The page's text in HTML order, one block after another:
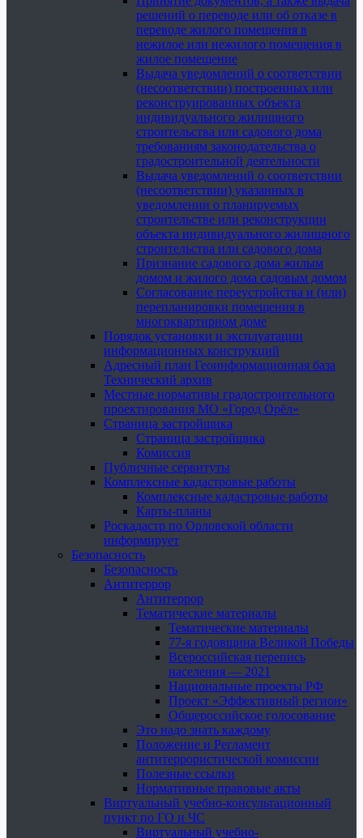
решений о переводе или об отказе в
переводе жилого помещения в
нежилое или нежилого помещения в
жилое помещение
Выдача уведомлений о соответствии
(несоответствии) построенных или
реконструированных объекта
индивидуального жилищного
строительства или садового дома
требованиям законодательства о
градостроительной деятельности
Выдача уведомлений о соответствии
(несоответствии) указанных в
уведомлении о планируемых
строительстве или реконструкции
объекта индивидуального жилищного
строительства или садового дома
Признание садового дома жилым
домом и жилого дома садовым домом
Согласование переустройства и (или)
перепланировки помещения в
многоквартирном доме
Порядок установки и эксплуатации
информационных конструкций
Адресный план Геоинформационная база
Технический архив
Местные нормативы градостроительного
проектирования МО «Город Орёл»
Страница застройщика
Страница застройщика
Комиссия
Публичные сервитуты
Комплексные кадастровые работы
Комплексные кадастровые работы
Карты-планы
Роскадастр по Орловской области
информирует
Безопасность
Безопасность
Антитеррор
Антитеррор
Тематические материалы
Тематические материалы
77-я годовщина Великой Победы
Всероссийская перепись
населения — 2021
Национальные проекты РФ
Проект «Эффективный регион»
Общероссийское голосование
Это надо знать каждому
Положение и Регламент
антитеррористической комиссии
Полезные ссылки
Нормативные правовые акты
Виртуальный учебно-консультационный
пункт по ГО и ЧС
Виртуальный учебно-